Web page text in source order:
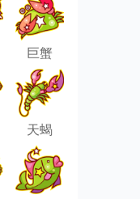
巨蟹
天蝎